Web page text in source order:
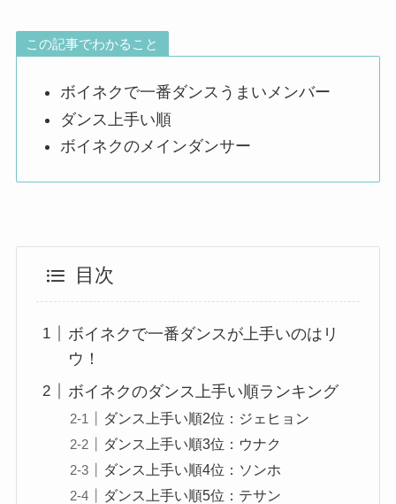
この記事でわかること
ボイネクで一番ダンスうまいメンバー
ダンス上手い順
ボイネクのメインダンサー
目次
ボイネクで一番ダンスが上手いのはリ
ウ！
ボイネクのダンス上手い順ランキング
ダンス上手い順2位：ジェヒョン
ダンス上手い順3位：ウナク
ダンス上手い順4位：ソンホ
ダンス上手い順5位：テサン